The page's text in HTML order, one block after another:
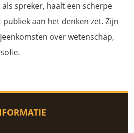
spreker, haalt een scherpe
aan het denken zet. Zijn
over wetenschap,